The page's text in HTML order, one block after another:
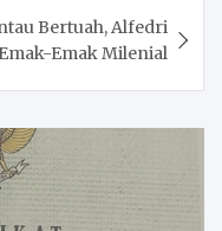
Bertuah, Alfedri
Emak Milenial